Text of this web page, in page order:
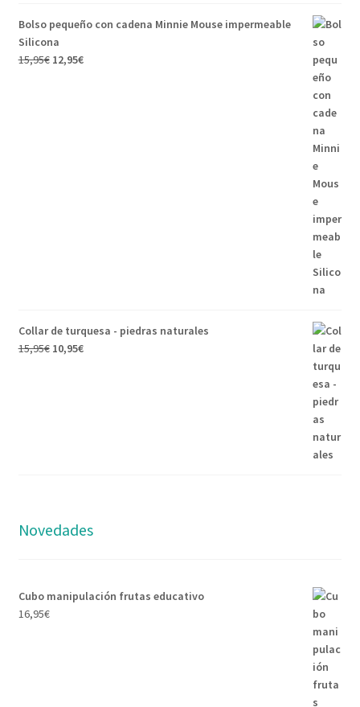
Bolso pequeño con cadena Minnie Mouse impermeable
Silicona
15,95€ 12,95€
Collar de turquesa - piedras naturales
15,95€ 10,95€
Novedades
Cubo manipulación frutas educativo
16,95€